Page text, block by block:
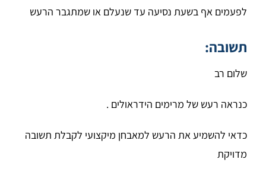
לפעמים אף בשעת נסיעה עד שנעלם או שמתגבר הרעש
תשובה:
שלום רב
כנראה רעש של מרימים הידראולים .
כדאי להשמיע את הרעש למאבחן מיקצועי לקבלת תשובה
מדויקת